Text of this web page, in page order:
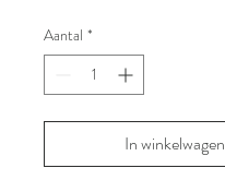
Aantal *
In winkelwagen